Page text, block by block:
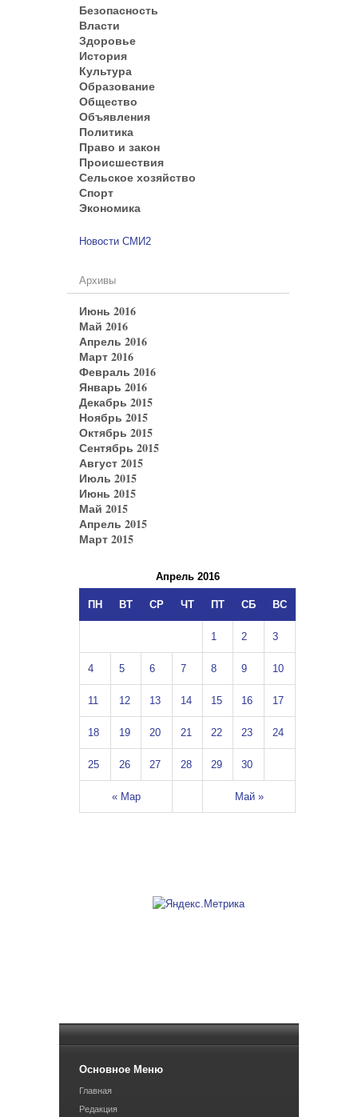
Безопасность
Власти
Здоровье
История
Культура
Образование
Общество
Объявления
Политика
Право и закон
Происшествия
Сельское хозяйство
Спорт
Экономика
Новости СМИ2
Архивы
Июнь 2016
Май 2016
Апрель 2016
Март 2016
Февраль 2016
Январь 2016
Декабрь 2015
Ноябрь 2015
Октябрь 2015
Сентябрь 2015
Август 2015
Июль 2015
Июнь 2015
Май 2015
Апрель 2015
Март 2015
Апрель 2016
ПН ВТ СР ЧТ ПТ СБ ВС
« Мар Май »
1 2 3
4 5 6 7 8 9 10
11 12 13 14 15 16 17
18 19 20 21 22 23 24
25 26 27 28 29 30
Основное Меню
Главная
Редакция